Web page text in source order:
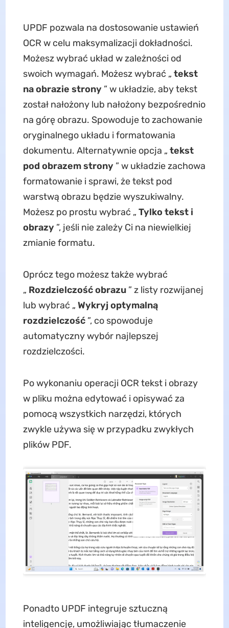
UPDF pozwala na dostosowanie ustawień
OCR w celu maksymalizacji dokładności.
Możesz wybrać układ w zależności od
swoich wymagań. Możesz wybrać „ tekst
na obrazie strony ” w układzie, aby tekst
został nałożony lub nałożony bezpośrednio
na górę obrazu. Spowoduje to zachowanie
oryginalnego układu i formatowania
dokumentu. Alternatywnie opcja „ tekst
pod obrazem strony ” w układzie zachowa
formatowanie i sprawi, że tekst pod
warstwą obrazu będzie wyszukiwalny.
Możesz po prostu wybrać „ Tylko tekst i
obrazy ”, jeśli nie zależy Ci na niewielkiej
zmianie formatu.
Oprócz tego możesz także wybrać
„ Rozdzielczość obrazu” z listy rozwijanej
lub wybrać „ Wykryj optymalną
rozdzielczość”, co spowoduje
automatyczny wybór najlepszej
rozdzielczości.
Po wykonaniu operacji OCR tekst i obrazy
w pliku można edytować i opisywać za
pomocą wszystkich narzędzi, których
zwykle używa się w przypadku zwykłych
plików PDF.
Ponadto UPDF integruje sztuczną
inteligencję, umożliwiając tłumaczenie